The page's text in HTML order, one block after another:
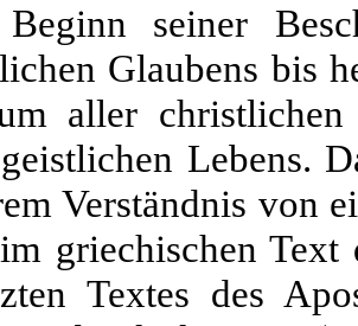
seiner
Glaubens bis
aller
Lebens.
Verständnis von
griechischen
Textes des